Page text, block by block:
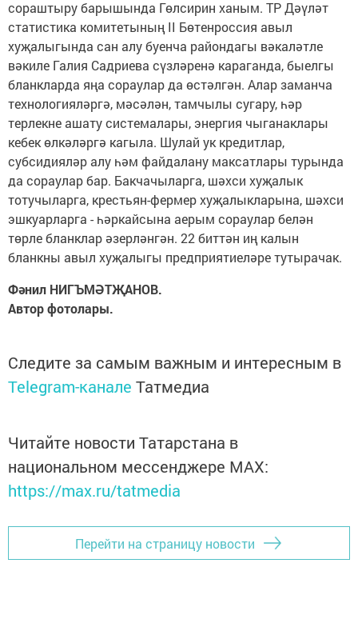
сораштыру барышында Гөлсирин ханым. ТР Дәүләт
статистика комитетының II Бөтенроссия авыл
хуҗалыгында сан алу буенча райондагы вәкаләтле
вәкиле Галия Садриева сүзләренә караганда, быелгы
бланкларда яңа сораулар да өстәлгән. Алар заманча
технологияләргә, мәсәлән, тамчылы сугару, һәр
терлекне ашату системалары, энергия чыганаклары
кебек өлкәләргә кагыла. Шулай ук кредитлар,
субсидияләр алу һәм файдалану максатлары турында
да сораулар бар. Бакчачыларга, шәхси хуҗалык
тотучыларга, крестьян-фермер хуҗалыкларына, шәхси
эшкуарларга - һәркайсына аерым сораулар белән
төрле бланклар әзерләнгән. 22 биттән иң калын
бланкны авыл хуҗалыгы предприятиеләре тутырачак.
Фәнил НИГЪМӘТҖАНОВ.
Автор фотолары.
Следите за самым важным и интересным в
Telegram-канале Татмедиа
Читайте новости Татарстана в
национальном мессенджере MАХ:
https://max.ru/tatmedia
Перейти на страницу новости